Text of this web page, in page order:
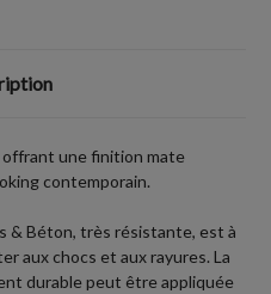
offrant une finition mate
contemporain.
& Béton, très résistante, est à
aux chocs et aux rayures. La
durable peut être appliquée